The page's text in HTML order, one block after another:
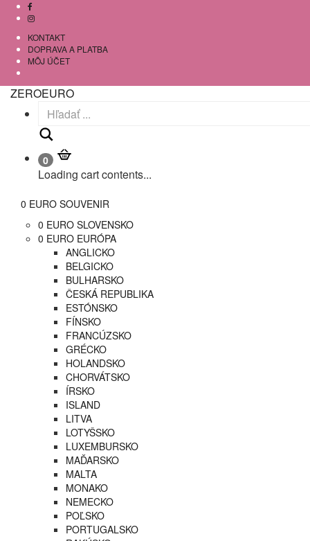
KONTAKT
DOPRAVA A PLATBA
MÔJ ÚČET
ZEROEURO
0
Loading cart contents...
0 EURO SOUVENIR
0 EURO SLOVENSKO
0 EURO EURÓPA
ANGLICKO
BELGICKO
BULHARSKO
ČESKÁ REPUBLIKA
ESTÓNSKO
FÍNSKO
FRANCÚZSKO
GRÉCKO
HOLANDSKO
CHORVÁTSKO
ÍRSKO
ISLAND
LITVA
LOTYŠSKO
LUXEMBURSKO
MAĎARSKO
MALTA
MONAKO
NEMECKO
POĽSKO
PORTUGALSKO